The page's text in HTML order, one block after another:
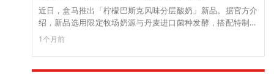
近日，盒马推出「柠檬巴斯克风味分层酸奶」新品。据官方介
绍，新品选用限定牧场奶源与丹麦进口菌种发酵，搭配特制柠
檬巴斯克果酱，果酱中额外添加墨西哥keylime青柠浓缩汁与四
川安岳柠檬尤力克柠檬原料，口感丝滑绵密。 目前，新品已上
架盒马官方APP，售价为14.9元/盒。（来源：盒马）
1个月前